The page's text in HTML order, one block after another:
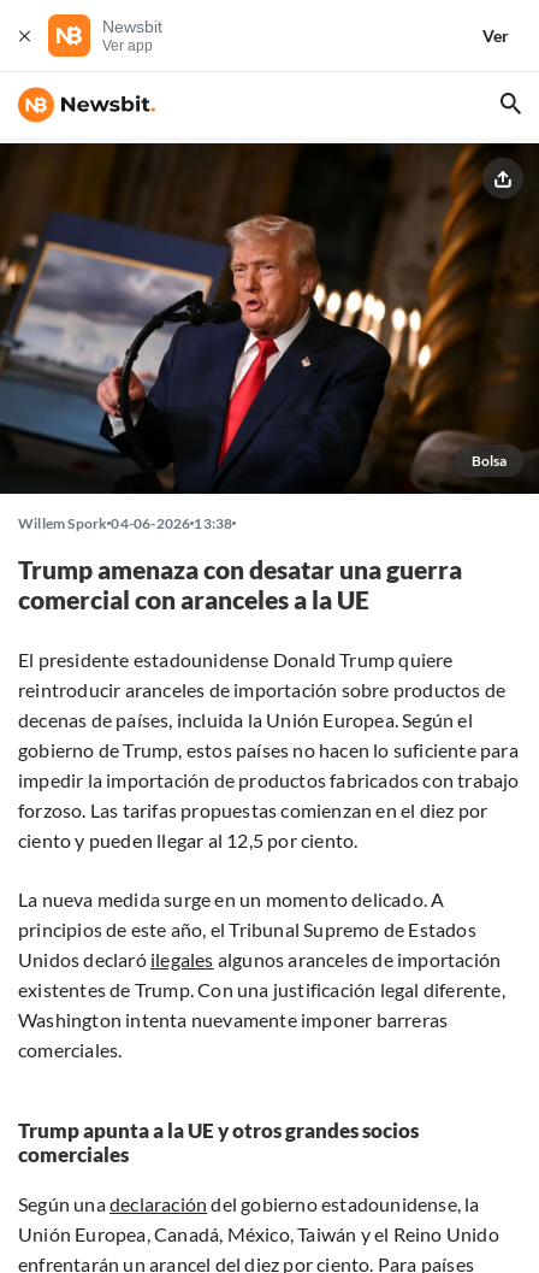
Newsbit
Ver app
Ver
Bolsa
Willem Spork 04-06-2026 13:38
Trump amenaza con desatar una guerra
comercial con aranceles a la UE
El presidente estadounidense Donald Trump quiere
reintroducir aranceles de importación sobre productos de
decenas de países, incluida la Unión Europea. Según el
gobierno de Trump, estos países no hacen lo suficiente para
impedir la importación de productos fabricados con trabajo
forzoso. Las tarifas propuestas comienzan en el diez por
ciento y pueden llegar al 12,5 por ciento.
La nueva medida surge en un momento delicado. A
principios de este año, el Tribunal Supremo de Estados
Unidos declaró ilegales algunos aranceles de importación
existentes de Trump. Con una justificación legal diferente,
Washington intenta nuevamente imponer barreras
comerciales.
Trump apunta a la UE y otros grandes socios
comerciales
Según unadeclaración del gobierno estadounidense, la
Unión Europea, Canadá, México, Taiwán y el Reino Unido
enfrentarán un arancel del diez por ciento. Para países